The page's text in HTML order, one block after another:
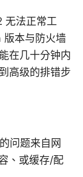
无法正常工
版本与防火墙
在几十分钟内
高级的排错步
问题来自网
、或缓存/配